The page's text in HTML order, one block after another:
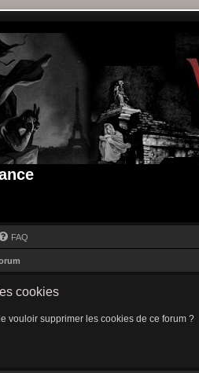
FAQ
cookies
vouloir supprimer les cookies de ce forum ?